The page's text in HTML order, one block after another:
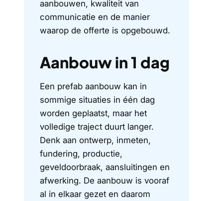
aanbouwen, kwaliteit van
communicatie en de manier
waarop de offerte is opgebouwd.
Aanbouw in 1 dag
Een prefab aanbouw kan in
sommige situaties in één dag
worden geplaatst, maar het
volledige traject duurt langer.
Denk aan ontwerp, inmeten,
fundering, productie,
geveldoorbraak, aansluitingen en
afwerking. De aanbouw is vooraf
al in elkaar gezet en daarom